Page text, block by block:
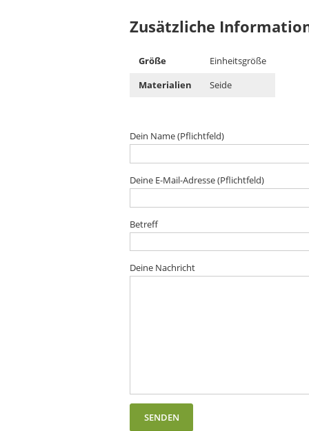
Zusätzliche
Größe
Einheitsgröße
Materialien
Seide
Dein Name (Pflichtfeld)
Deine E-Mail-Adresse (Pflichtfeld)
Betreff
Deine Nachricht